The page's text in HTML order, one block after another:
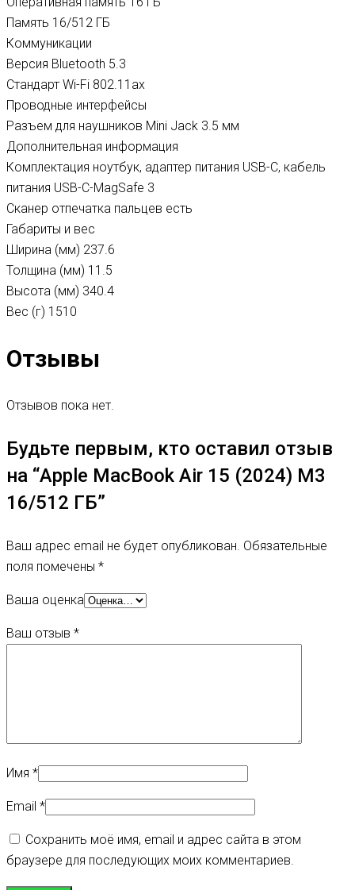
Память 16/512 ГБ
Коммуникации
Версия Bluetooth 5.3
Стандарт Wi-Fi 802.11ax
Проводные интерфейсы
Разъем для наушников Mini Jack 3.5 мм
Дополнительная информация
Комплектация ноутбук, адаптер питания USB-C, кабель
питания USB-C-MagSafe 3
Сканер отпечатка пальцев есть
Габариты и вес
Ширина (мм) 237.6
Толщина (мм) 11.5
Высота (мм) 340.4
Вес (г) 1510
Отзывы
Отзывов пока нет.
Будьте первым, кто оставил отзыв
на “Apple MacBook Air 15 (2024) M3
16/512 ГБ”
Ваш адрес email не будет опубликован. Обязательные
поля помечены *
Ваша оценка
Ваш отзыв *
Имя *
Email *
Сохранить моё имя, email и адрес сайта в этом
браузере для последующих моих комментариев.